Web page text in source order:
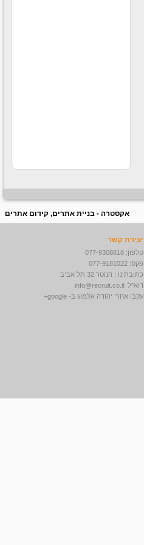
אקסטרה - בניית אתרים, קידום אתרים
יצירת קשר
טלפון: 077-9308818
פקס: 077-9181022
כתובתינו : הנוטר 32 תל אביב
דוא"ל :info@recruit.co.il
עקבו אחרי יהודה אלמוג ב- google+